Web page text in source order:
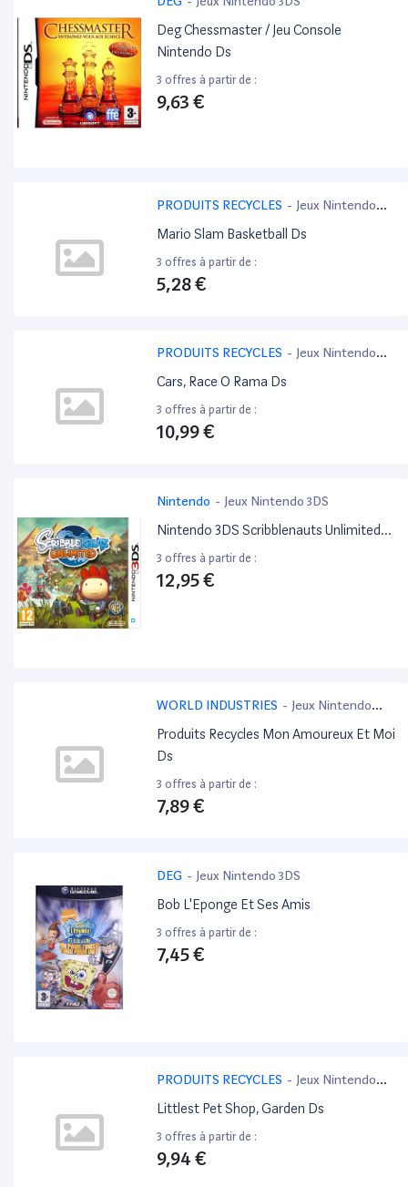
Deg Chessmaster / Jeu Console
Nintendo Ds
3 offres à partir de :
9,63 €
PRODUITS RECYCLES - Jeux Nintendo
3DS
Mario Slam Basketball Ds
3 offres à partir de :
5,28 €
PRODUITS RECYCLES - Jeux Nintendo
3DS
Cars, Race O Rama Ds
3 offres à partir de :
10,99 €
Nintendo - Jeux Nintendo 3DS
Nintendo 3DS Scribblenauts Unlimited…
3 offres à partir de :
12,95 €
WORLD INDUSTRIES - Jeux Nintendo
3DS
Produits Recycles Mon Amoureux Et Moi
Ds
3 offres à partir de :
7,89 €
DEG - Jeux Nintendo 3DS
Bob L'Eponge Et Ses Amis
3 offres à partir de :
7,45 €
PRODUITS RECYCLES - Jeux Nintendo
3DS
Littlest Pet Shop, Garden Ds
3 offres à partir de :
9,94 €